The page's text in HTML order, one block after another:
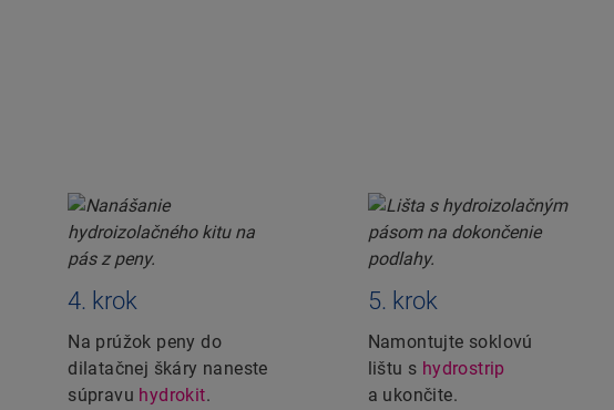
4. krok
Na prúžok peny do
dilatačnej škáry naneste
súpravu hydrokit.
5. krok
Namontujte soklovú
lištu s hydrostrip
a ukončite.